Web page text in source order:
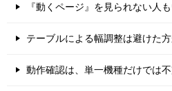
『動くページ』を見られない人も
テーブルによる幅調整は避けた方
動作確認は、単一機種だけでは不